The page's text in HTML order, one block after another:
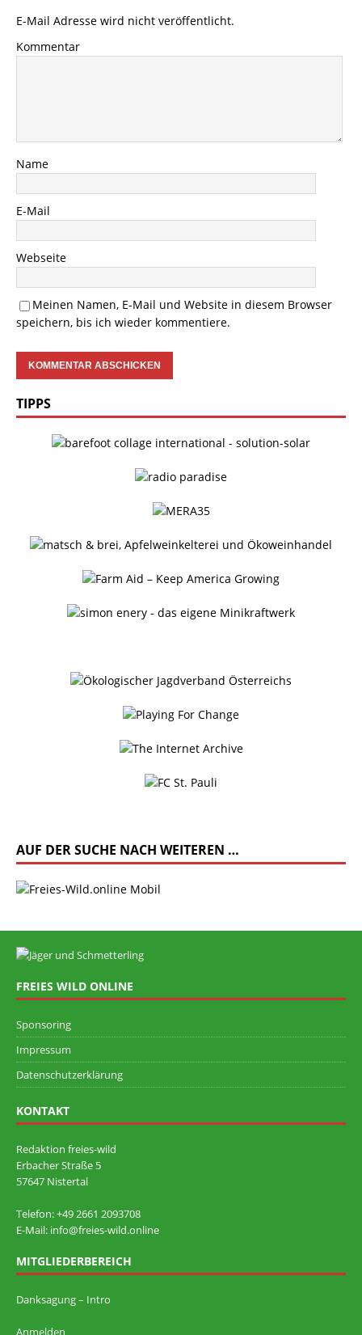
E-Mail Adresse wird nicht veröffentlicht.
Kommentar
Name
E-Mail
Webseite
Meinen Namen, E-Mail und Website in diesem Browser
speichern, bis ich wieder kommentiere.
TIPPS
AUF DER SUCHE NACH WEITEREN …
FREIES WILD ONLINE
Sponsoring
Impressum
Datenschutzerklärung
KONTAKT
Redaktion freies-wild
Erbacher Straße 5
57647 Nistertal
Telefon: +49 ‭2661 2093708
E-Mail: info@freies-wild.online
MITGLIEDERBEREICH
Danksagung – Intro
Anmelden